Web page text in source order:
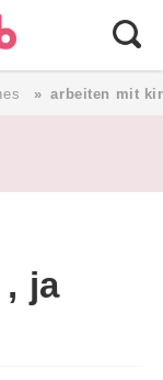
arbeiten mit
ja